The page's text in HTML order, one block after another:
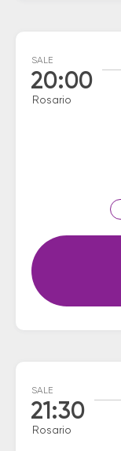
SALE
20:00
Rosario
SALE
21:30
Rosario